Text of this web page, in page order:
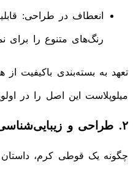
انعطاف در طراحی:
رنگ‌های متنوع را برای
تعهد به بسته‌بندی باکیفیت
میلوپلاست این اصل را در
۲. طراحی و زیبایی‌شناسی: عشق در نگاه اول
چگونه یک قوطی کرم، داستان